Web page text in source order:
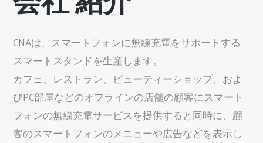
CNAは、スマートフォンに無線充電をサポートする
スマートスタンドを生産します。
カフェ、レストラン、ビューティーショップ、およ
びPC部屋などのオフラインの店舗の顧客にスマート
フォンの無線充電サービスを提供すると同時に、顧
客のスマートフォンのメニューや広告などを表示し